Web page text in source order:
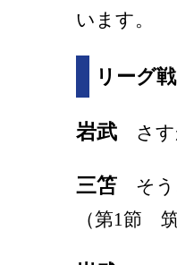
います。
リーグ
岩武 さす
三笘 そう
（第1節